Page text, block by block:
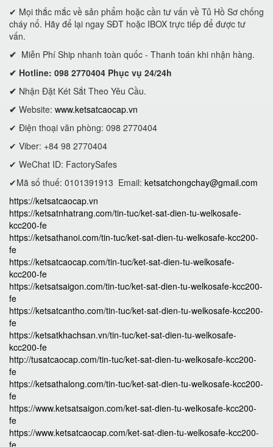
✔ Mọi thắc mắc về sản phẩm hoặc cần tư vấn về Tủ Hồ Sơ chống
cháy nổ. Hãy để lại ngay SĐT hoặc IBOX trực tiếp để được tư
vấn.
✔ Miễn Phí Ship nhanh toàn quốc - Thanh toán khi nhận hàng.
✔ Hotline: 098 2770404 Phục vụ 24/24h
✔ Nhận Đặt Két Sắt Theo Yêu Cầu.
✔ Website: www.ketsatcaocap.vn
✔ Điện thoại văn phòng: 098 2770404
✔ Viber: +84 98 2770404
✔ WeChat ID: FactorySafes
✔Mã số thuế: 0101391913 Email: ketsatchongchay@gmail.com
https://ketsatcaocap.vn
https://ketsatnhatrang.com/tin-tuc/ket-sat-dien-tu-welkosafe-
kcc200-fe
https://ketsathanoi.com/tin-tuc/ket-sat-dien-tu-welkosafe-kcc200-
fe
https://ketsatcaocap.com/tin-tuc/ket-sat-dien-tu-welkosafe-
kcc200-fe
https://ketsatsaigon.com/tin-tuc/ket-sat-dien-tu-welkosafe-kcc200-
fe
https://ketsatcantho.com/tin-tuc/ket-sat-dien-tu-welkosafe-kcc200-
fe
https://ketsatkhachsan.vn/tin-tuc/ket-sat-dien-tu-welkosafe-
kcc200-fe
http://tusatcaocap.com/tin-tuc/ket-sat-dien-tu-welkosafe-kcc200-
fe
https://ketsathalong.com/tin-tuc/ket-sat-dien-tu-welkosafe-kcc200-
fe
https://www.ketsatsaigon.com/ket-sat-dien-tu-welkosafe-kcc200-
fe
https://www.ketsatcaocap.com/ket-sat-dien-tu-welkosafe-kcc200-
fe